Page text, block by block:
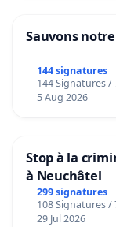
Sauvons
144 signatures
144 Signatures /
5 Aug 2026
Stop à la
à Neuchâtel
299 signatures
108 Signatures /
29 Jul 2026